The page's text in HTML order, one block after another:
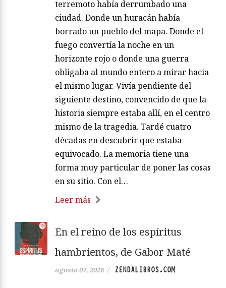
terremoto había derrumbado una
ciudad. Donde un huracán había
borrado un pueblo del mapa. Donde el
fuego convertía la noche en un
horizonte rojo o donde una guerra
obligaba al mundo entero a mirar hacia
el mismo lugar. Vivía pendiente del
siguiente destino, convencido de que la
historia siempre estaba allí, en el centro
mismo de la tragedia. Tardé cuatro
décadas en descubrir que estaba
equivocado. La memoria tiene una
forma muy particular de poner las cosas
en su sitio. Con el…
Leer más
En el reino de los espíritus
hambrientos, de Gabor Maté
agosto 07, 2026 / ZENDALIBROS.COM